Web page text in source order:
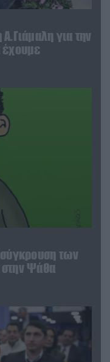
για την
έχουμε
σύγκρουση των
στην Ψάθα